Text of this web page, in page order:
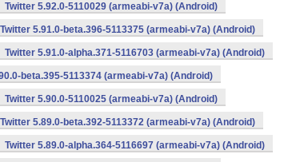
Twitter 5.92.0-5110029 (armeabi-v7a) (Android)
Twitter 5.91.0-beta.396-5113375 (armeabi-v7a) (Android)
Twitter 5.91.0-alpha.371-5116703 (armeabi-v7a) (Android)
beta.395-5113374 (armeabi-v7a) (Android)
Twitter 5.90.0-5110025 (armeabi-v7a) (Android)
Twitter 5.89.0-beta.392-5113372 (armeabi-v7a) (Android)
Twitter 5.89.0-alpha.364-5116697 (armeabi-v7a) (Android)